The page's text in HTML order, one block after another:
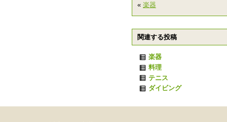
« 楽器
関連する投稿
楽器
料理
テニス
ダイビング